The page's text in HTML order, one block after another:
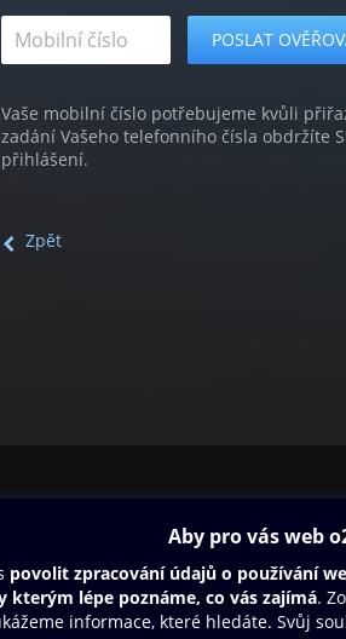
Vaše mobilní číslo potřebujeme kvůli
zadání Vašeho telefonního čísla obdržíte
přihlášení.
Zpět
Dárkový poukaz
Nápověda
Oneplay
Sport